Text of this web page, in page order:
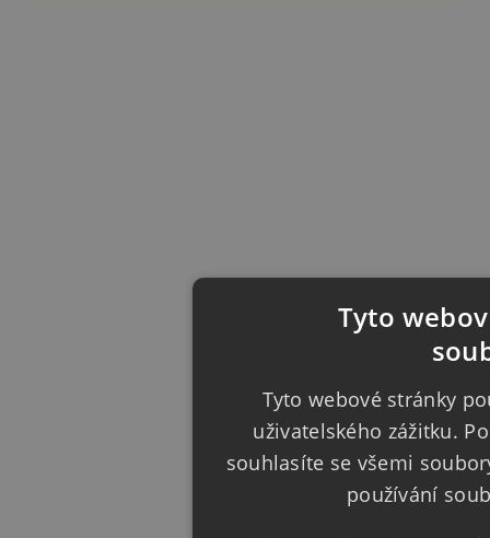
Tyto
Tyto webové stránky
uživatelského zážitku.
souhlasíte se všemi
používání